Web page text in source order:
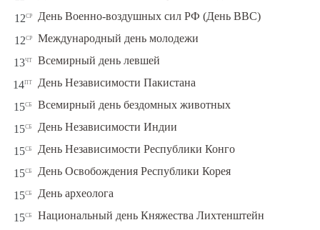
12ср День Военно-воздушных сил РФ (День ВВС)
12ср Международный день молодежи
13чт Всемирный день левшей
14пт День Независимости Пакистана
15сб Всемирный день бездомных животных
15сб День Независимости Индии
15сб День Независимости Республики Конго
15сб День Освобождения Республики Корея
15сб День археолога
15сб Национальный день Княжества Лихтенштейн